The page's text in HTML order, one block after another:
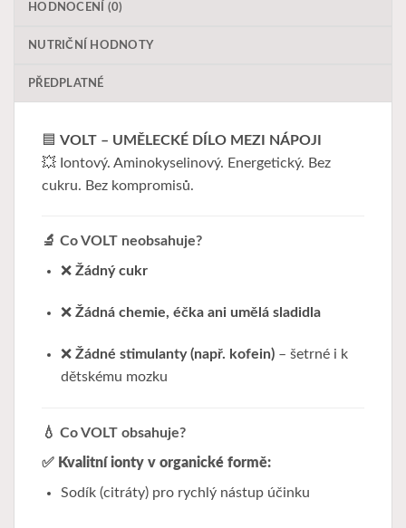
HODNOCENÍ (0)
NUTRIČNÍ HODNOTY
PŘEDPLATNÉ
🟦 VOLT – UMĚLECKÉ DÍLO MEZI NÁPOJI
💥 Iontový. Aminokyselinový. Energetický. Bez
cukru. Bez kompromisů.
🔬 Co VOLT neobsahuje?
❌ Žádný cukr
❌ Žádná chemie, éčka ani umělá sladidla
❌ Žádné stimulanty (např. kofein)– šetrné i k
dětskému mozku
💧 Co VOLT obsahuje?
✅ Kvalitní ionty v organické formě:
Sodík (citráty) pro rychlý nástup účinku